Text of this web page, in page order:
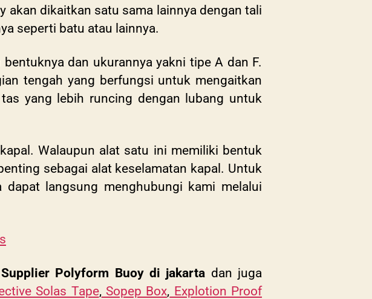
akan dikaitkan satu sama lainnya dengan tali
seperti batu atau lainnya.
dan ukurannya yakni tipe A dan F.
tengah yang berfungsi untuk mengaitkan
yang lebih runcing dengan lubang untuk
Walaupun alat satu ini memiliki bentuk
sebagai alat keselamatan kapal. Untuk
langsung menghubungi kami melalui
Polyform Buoy di jakarta dan juga
Solas Tape,Sopep Box, Explotion Proof